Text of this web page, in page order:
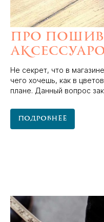
Про пошив
Не секрет, что в
чего хочешь, как в
плане. Данный вопрос
Подробнее